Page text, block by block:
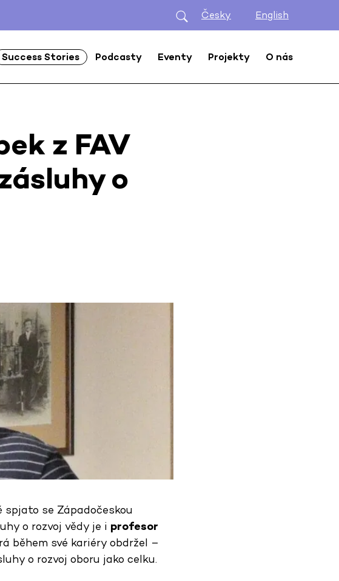
Česky English
Success Stories Podcasty Eventy Projekty O nás
z FAV
o
se Západočeskou
o rozvoj vědy je i profesor
během své kariéry obdržel –
o rozvoj oboru jako celku.